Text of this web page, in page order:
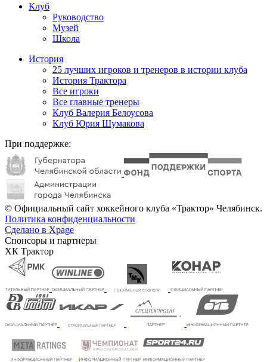
Клуб
Руководство
Музей
Школа
История
25 лучших игроков и тренеров в истории клуба
История Трактора
Все игроки
Все главные тренеры
Клуб Валерия Белоусова
Клуб Юрия Шумакова
При поддержке:
© Официальный сайт хоккейного клуба «Трактор» Челябинск.
Политика конфиденциальности
Сделано в Xpage
Спонсоры и партнеры
ХК Трактор